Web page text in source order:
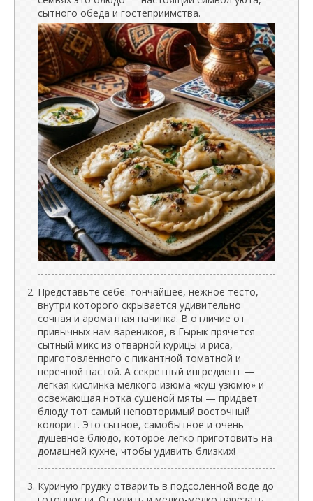
сытного обеда и гостеприимства.
Представьте себе: тончайшее, нежное тесто,
внутри которого скрывается удивительно
сочная и ароматная начинка. В отличие от
привычных нам вареников, в Гырык прячется
сытный микс из отварной курицы и риса,
приготовленного с пикантной томатной и
перечной пастой. А секретный ингредиент —
легкая кислинка мелкого изюма «куш узюмю» и
освежающая нотка сушеной мяты — придает
блюду тот самый неповторимый восточный
колорит. Это сытное, самобытное и очень
душевное блюдо, которое легко приготовить на
домашней кухне, чтобы удивить близких!
Куриную грудку отварить в подсоленной воде до